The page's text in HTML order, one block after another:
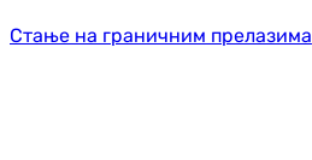
Стање на граничним прелазима